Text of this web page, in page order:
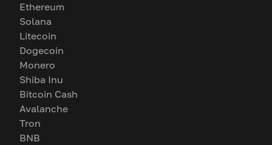
Ethereum
Solana
Litecoin
Dogecoin
Monero
Shiba Inu
Bitcoin Cash
Avalanche
Tron
BNB